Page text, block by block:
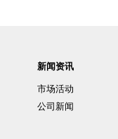
新闻资讯
市场活动
公司新闻